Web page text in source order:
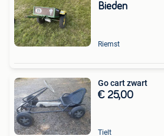
Bieden
Riemst
Go cart zwart
€ 25,00
Tielt